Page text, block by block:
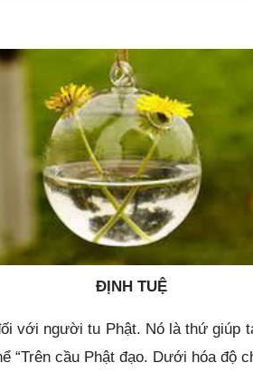
ĐỊNH TUỆ
với người tu Phật. Nó là thứ giúp
“Trên cầu Phật đạo. Dưới hóa độ